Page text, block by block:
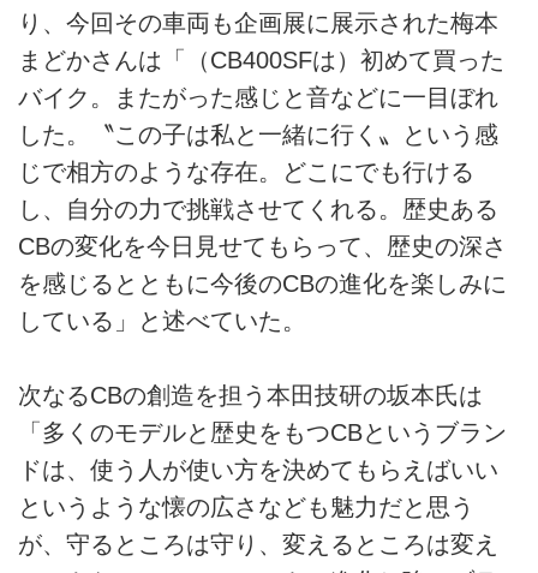
り、今回その車両も企画展に展示された梅本
まどかさんは「（CB400SFは）初めて買った
バイク。またがった感じと音などに一目ぼれ
した。〝この子は私と一緒に行く〟という感
じで相方のような存在。どこにでも行ける
し、自分の力で挑戦させてくれる。歴史ある
CBの変化を今日見せてもらって、歴史の深さ
を感じるとともに今後のCBの進化を楽しみに
している」と述べていた。
次なるCBの創造を担う本田技研の坂本氏は
「多くのモデルと歴史をもつCBというブラン
ドは、使う人が使い方を決めてもらえばいい
というような懐の広さなども魅力だと思う
が、守るところは守り、変えるところは変え